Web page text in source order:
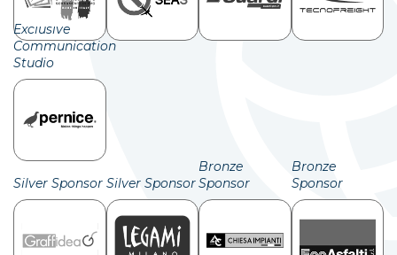
Exclusive
Communication
Studio
Silver Sponsor Silver Sponsor
Bronze
Sponsor
Bronze
Sponsor